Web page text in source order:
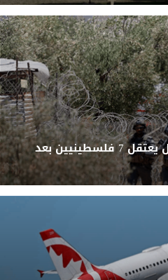
"من داخل المسجد".. الاحتلال يعتقل 7 فلسطينيين بعد